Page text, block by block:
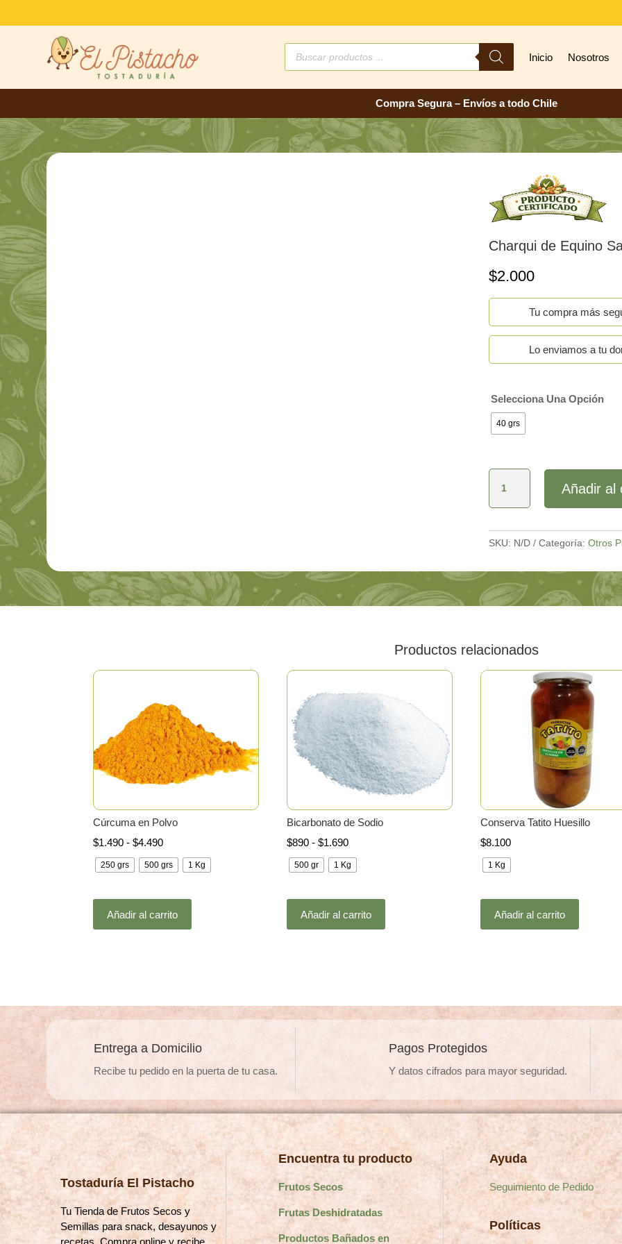
Búsqueda
productos
Inicio Nosotros
Compra Segura – Envíos a todo Chile
Charqui de Equino
$2.000
Tu compra más
Lo enviamos a tu
Selecciona Una Opción
40 grs
Charqui
cantidad
Añadir al
SKU: N/D Categoría: Otros
Productos relacionados
Cúrcuma en Polvo
$1.490 - $4.490Rango
de
$1.490
hasta
250 grs 500 grs 1 Kg
Añadir al carrito
tiene
opciones
se
pueden
en
página
producto
Bicarbonato de Sodio
$890 - $1.690Rango
de
$890
hasta
500 gr 1 Kg
Añadir al carrito
tiene
opciones
se
elegir
en
página
de
producto
Conserva Tatito Huesillo
$8.100
1 Kg
Añadir al carrito
tiene
opciones
se
página
de
producto
Entrega a Domicilio
Recibe tu pedido en la puerta de tu casa.
Pagos Protegidos
Y datos cifrados para mayor seguridad.
Tostaduría El Pistacho
Tu Tienda de Frutos Secos y
Semillas para snack, desayunos y
recetas. Compra online y recibe
Encuentra tu producto
Frutos Secos
Frutas Deshidratadas
Productos Bañados en
Ayuda
Seguimiento de Pedido
Políticas